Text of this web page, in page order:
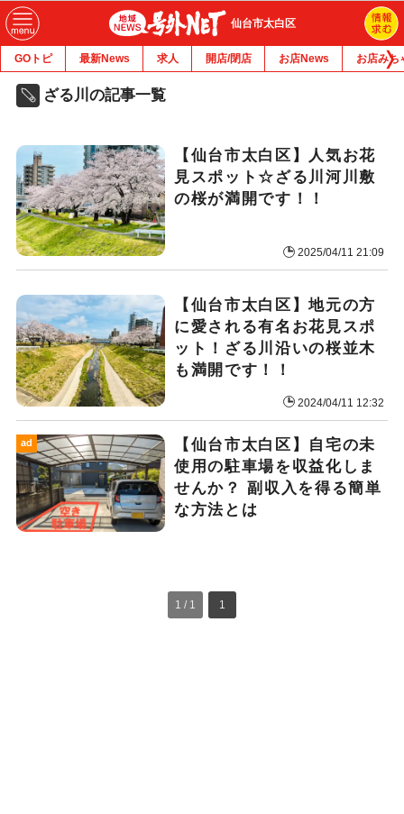
仙台市太白区
GOトピ 最新News 求人 開店/閉店 お店News お店みち
ざる川の記事一覧
【仙台市太白区】人気お花
見スポット☆ざる川河川敷
の桜が満開です！！
2025/04/11 21:09
【仙台市太白区】地元の方
に愛される有名お花見スポ
ット！ざる川沿いの桜並木
も満開です！！
2024/04/11 12:32
ad
【仙台市太白区】自宅の未
使用の駐車場を収益化しま
せんか？ 副収入を得る簡単
な方法とは
1 / 1 1